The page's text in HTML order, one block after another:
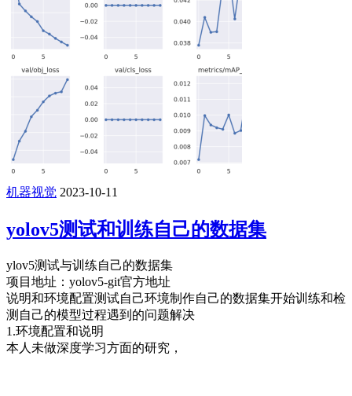
机器视觉 2023-10-11
yolov5测试和训练自己的数据集
ylov5测试与训练自己的数据集
项目地址：yolov5-git官方地址
说明和环境配置测试自己环境制作自己的数据集开始训练和检
测自己的模型过程遇到的问题解决
1.环境配置和说明
本人未做深度学习方面的研究，